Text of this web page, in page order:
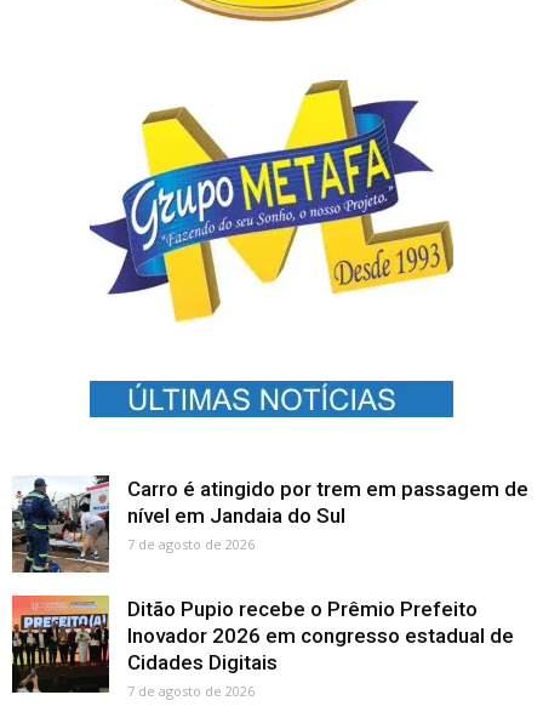
Carro é atingido por trem em passagem de
nível em Jandaia do Sul
7 de agosto de 2026
Ditão Pupio recebe o Prêmio Prefeito
Inovador 2026 em congresso estadual de
Cidades Digitais
7 de agosto de 2026